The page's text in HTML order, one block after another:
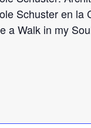
Schuster en la
a Walk in my